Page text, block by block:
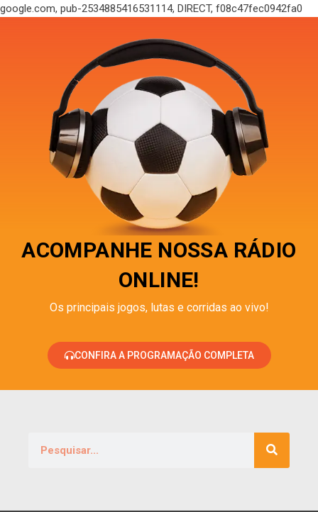
google.com, pub-2534885416531114, DIRECT, f08c47fec0942fa0
ACOMPANHE NOSSA RÁDIO
ONLINE!
Os principais jogos, lutas e corridas ao vivo!
CONFIRA A PROGRAMAÇÃO COMPLETA